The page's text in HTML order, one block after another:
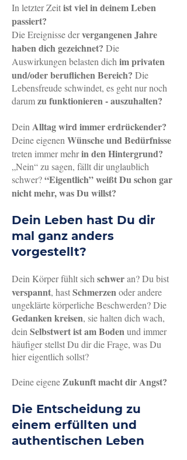
In letzter Zeitist viel in deinem Leben
passiert?
Die Ereignisse dervergangenen Jahre
haben dich gezeichnet? Die
Auswirkungen belasten dich im privaten
und/oder beruflichen Bereich? Die
Lebensfreude schwindet, es geht nur noch
darumzu funktionieren - auszuhalten?
Dein Alltag wird immer erdrückender?
Deine eigenen Wünsche und Bedürfnisse
treten immer mehrin den Hintergrund?
„Nein“ zu sagen, fällt dir unglaublich
schwer?“Eigentlich” weißt Du schon gar
nicht mehr, was Du willst?
Dein Leben hast Du dir
mal ganz anders
vorgestellt?
Dein Körper fühlt sich schweran? Du bist
verspannt, hastSchmerzenoder andere
ungeklärte körperliche Beschwerden? Die
Gedanken kreisen, sie halten dich wach,
dein Selbstwert ist am Bodenund immer
häufiger stellst Du dir die Frage, was Du
hier eigentlich sollst?
Deine eigeneZukunft macht dir Angst?
Die Entscheidung zu
einem erfüllten und
authentischen Leben